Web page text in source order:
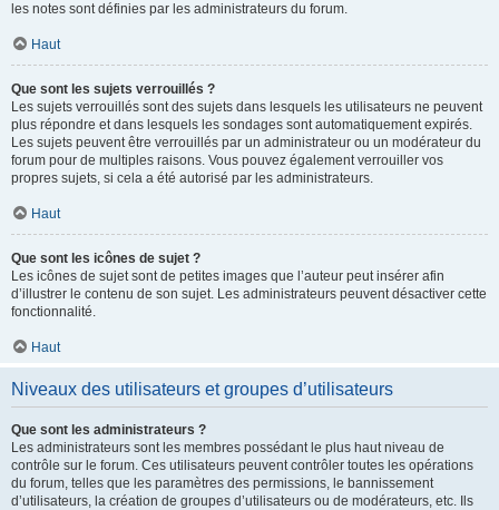
les notes sont définies par les administrateurs du forum.
Haut
Que sont les sujets verrouillés ?
Les sujets verrouillés sont des sujets dans lesquels les utilisateurs ne peuvent
plus répondre et dans lesquels les sondages sont automatiquement expirés.
Les sujets peuvent être verrouillés par un administrateur ou un modérateur du
forum pour de multiples raisons. Vous pouvez également verrouiller vos
propres sujets, si cela a été autorisé par les administrateurs.
Haut
Que sont les icônes de sujet ?
Les icônes de sujet sont de petites images que l’auteur peut insérer afin
d’illustrer le contenu de son sujet. Les administrateurs peuvent désactiver cette
fonctionnalité.
Haut
Niveaux des utilisateurs et groupes d’utilisateurs
Que sont les administrateurs ?
Les administrateurs sont les membres possédant le plus haut niveau de
contrôle sur le forum. Ces utilisateurs peuvent contrôler toutes les opérations
du forum, telles que les paramètres des permissions, le bannissement
d’utilisateurs, la création de groupes d’utilisateurs ou de modérateurs, etc. Ils